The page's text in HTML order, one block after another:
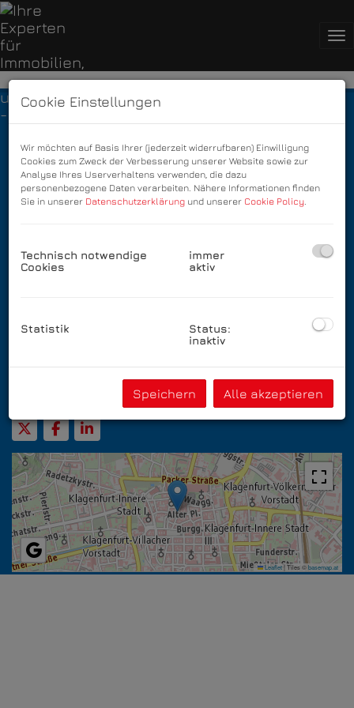
Kontakt
Impressum
Adresse
Alter Platz 1,
Landstraßer Hauptstraße 82
+43 664 4539400
office@immotrust.at
Leaflet|Tiles ©basemap.at
Cookie Einstellungen
Wir möchten auf Basis Ihrer (jederzeit widerrufbaren) Einwilligung
Cookies zum Zweck der Verbesserung unserer Website sowie zur
Analyse Ihres Userverhaltens verwenden, die dazu
personenbezogene Daten verarbeiten. Nähere Informationen finden
Sie in unserer Datenschutzerklärung und unserer Cookie Policy
Technisch notwendige
Cookies
immer
aktiv
Statistik
Status:
inaktiv
Speichern Alle akzeptieren